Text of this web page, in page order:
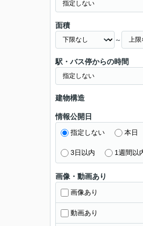
面積
～
駅・バス停からの時間
建物構造
情報公開日
指定しない 本日
3日以内 1週間以
画像・動画あり
画像あり
動画あり